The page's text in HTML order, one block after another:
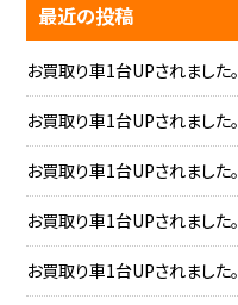
最近の投稿
お買取り車1台UPされました。
お買取り車1台UPされました。
お買取り車1台UPされました。
お買取り車1台UPされました。
お買取り車1台UPされました。